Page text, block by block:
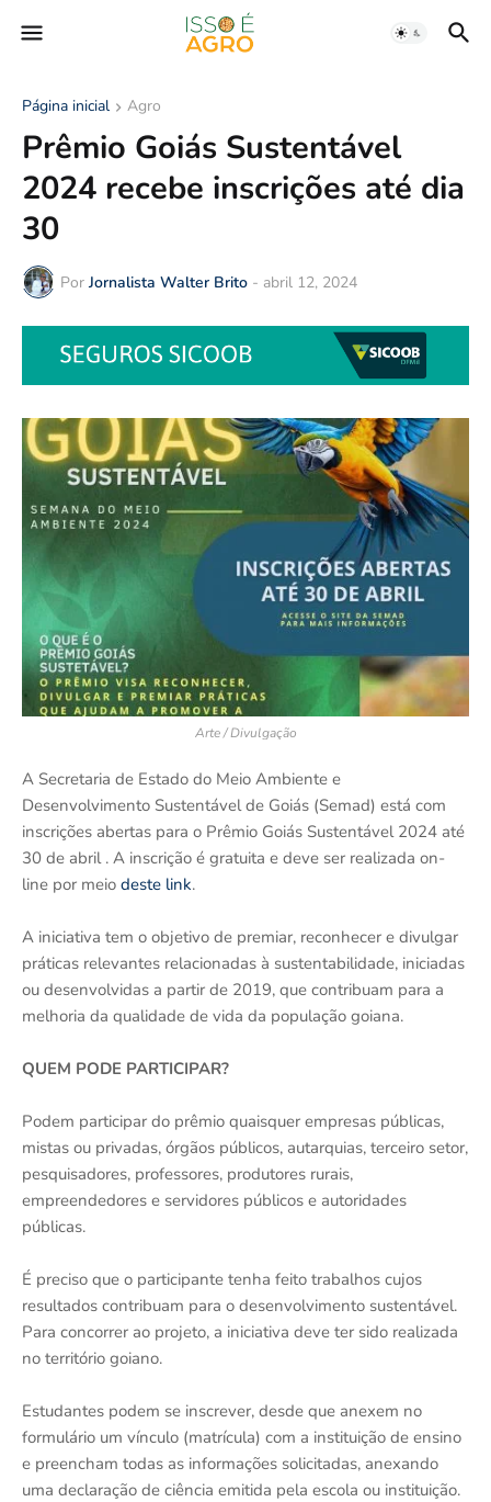
Página inicial Agro
Prêmio Goiás Sustentável
2024 recebe inscrições até dia
30
Por Jornalista Walter Brito - abril 12, 2024
Arte / Divulgação
A Secretaria de Estado do Meio Ambiente e
Desenvolvimento Sustentável de Goiás (Semad) está com
inscrições abertas para o Prêmio Goiás Sustentável 2024 até
30 de abril . A inscrição é gratuita e deve ser realizada on-
line por meio deste link.
A iniciativa tem o objetivo de premiar, reconhecer e divulgar
práticas relevantes relacionadas à sustentabilidade, iniciadas
ou desenvolvidas a partir de 2019, que contribuam para a
melhoria da qualidade de vida da população goiana.
QUEM PODE PARTICIPAR?
Podem participar do prêmio quaisquer empresas públicas,
mistas ou privadas, órgãos públicos, autarquias, terceiro setor,
pesquisadores, professores, produtores rurais,
empreendedores e servidores públicos e autoridades
públicas.
É preciso que o participante tenha feito trabalhos cujos
resultados contribuam para o desenvolvimento sustentável.
Para concorrer ao projeto, a iniciativa deve ter sido realizada
no território goiano.
Estudantes podem se inscrever, desde que anexem no
formulário um vínculo (matrícula) com a instituição de ensino
e preencham todas as informações solicitadas, anexando
uma declaração de ciência emitida pela escola ou instituição.